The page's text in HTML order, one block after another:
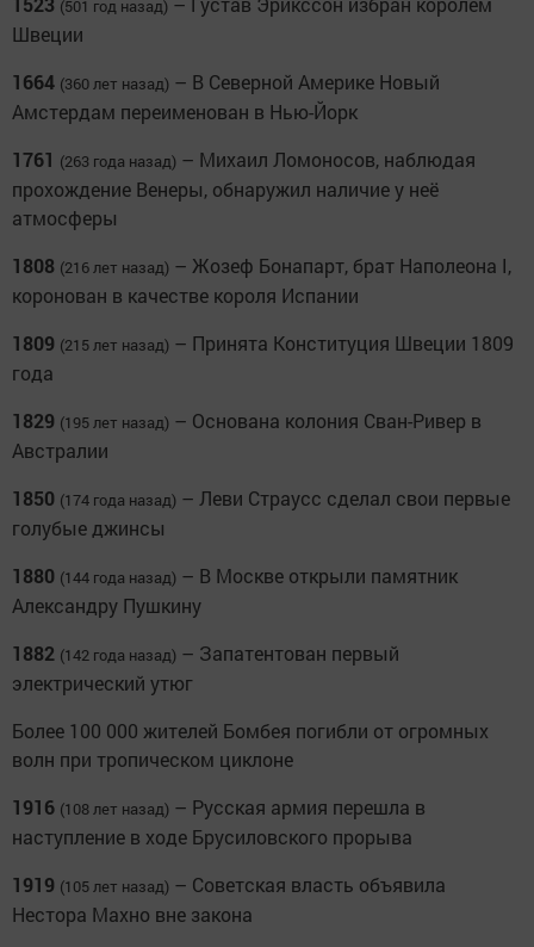
(501 год назад)
Швеции
1664 (360 лет назад) – В Северной Америке Новый
Амстердам переименован в Нью-Йорк
1761 (263 года назад) – Михаил Ломоносов, наблюдая
прохождение Венеры, обнаружил наличие у неё
атмосферы
1808 (216 лет назад) – Жозеф Бонапарт, брат Наполеона I,
коронован в качестве короля Испании
1809 (215 лет назад) – Принята Конституция Швеции 1809
года
1829 (195 лет назад) – Основана колония Сван-Ривер в
Австралии
1850 (174 года назад) – Леви Страусс сделал свои первые
голубые джинсы
1880 (144 года назад) – В Москве открыли памятник
Александру Пушкину
1882 (142 года назад) – Запатентован первый
электрический утюг
Более 100 000 жителей Бомбея погибли от огромных
волн при тропическом циклоне
1916 (108 лет назад) – Русская армия перешла в
наступление в ходе Брусиловского прорыва
1919 (105 лет назад) – Советская власть объявила
Нестора Махно вне закона